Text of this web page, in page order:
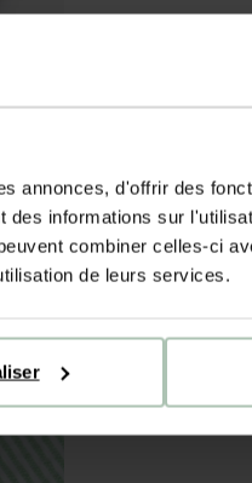
annonces, d'offrir des
informations sur
combiner celles-ci
de leurs services.